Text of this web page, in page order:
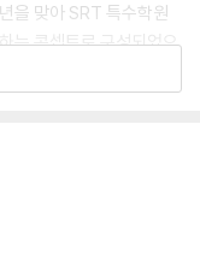
을 맞아 SRT 특수학원
는 콘셉트로 구성되었으
로 구성된 CD 패키지
입 중 취향에 따라 선택
Flap’, 이벤트 스토리